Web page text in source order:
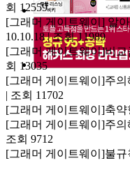
회 12559
[그래머 게이트웨이] 알
10.10.18 | 조회 11989
[그래머 게이트웨이]비
회 13035
[그래머 게이트웨이]주의
| 조회 11702
[그래머 게이트웨이]축약
[그래머 게이트웨이]주
조회 9712
[그래머 게이트웨이]불규